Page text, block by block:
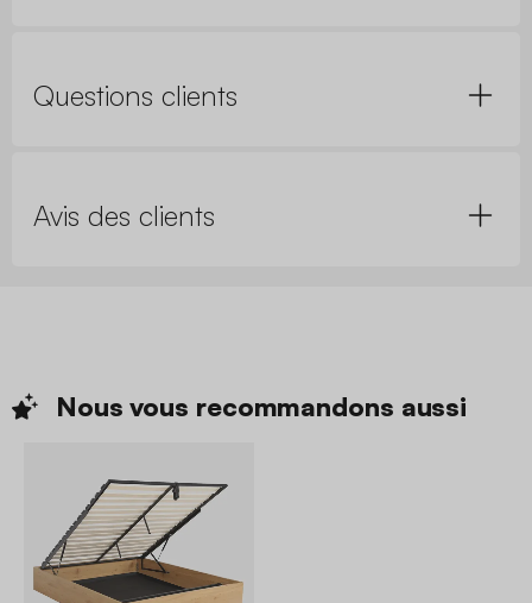
Questions clients
Avis des clients
Nous vous recommandons aussi